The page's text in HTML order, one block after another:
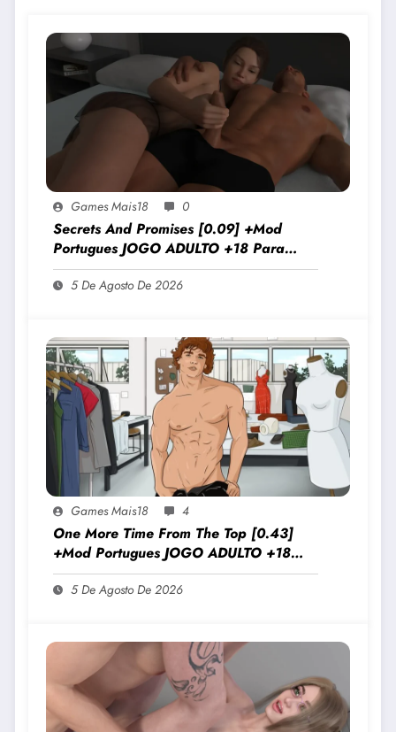
Games Mais18 0
Secrets And Promises [0.09] +Mod
Portugues JOGO ADULTO +18 Para
Android E PC
5 De Agosto De 2026
Games Mais18 4
One More Time From The Top [0.43]
+Mod Portugues JOGO ADULTO +18
Para Android E PC
5 De Agosto De 2026